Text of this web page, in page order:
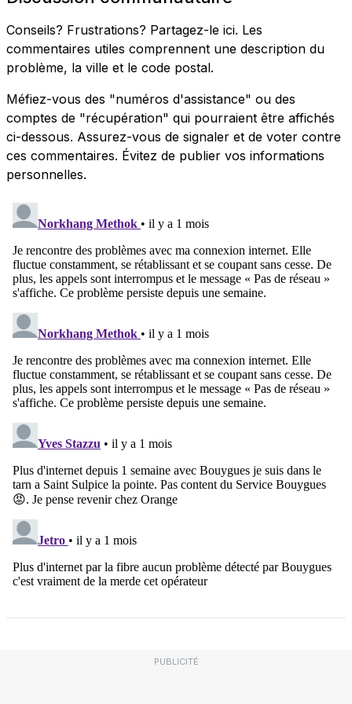
Conseils? Frustrations? Partagez-le ici. Les
commentaires utiles comprennent une description du
problème, la ville et le code postal.
Méfiez-vous des "numéros d'assistance" ou des
comptes de "récupération" qui pourraient être affichés
ci-dessous. Assurez-vous de signaler et de voter contre
ces commentaires. Évitez de publier vos informations
personnelles.
PUBLICITÉ